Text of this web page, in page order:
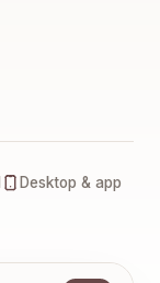
Desktop & app